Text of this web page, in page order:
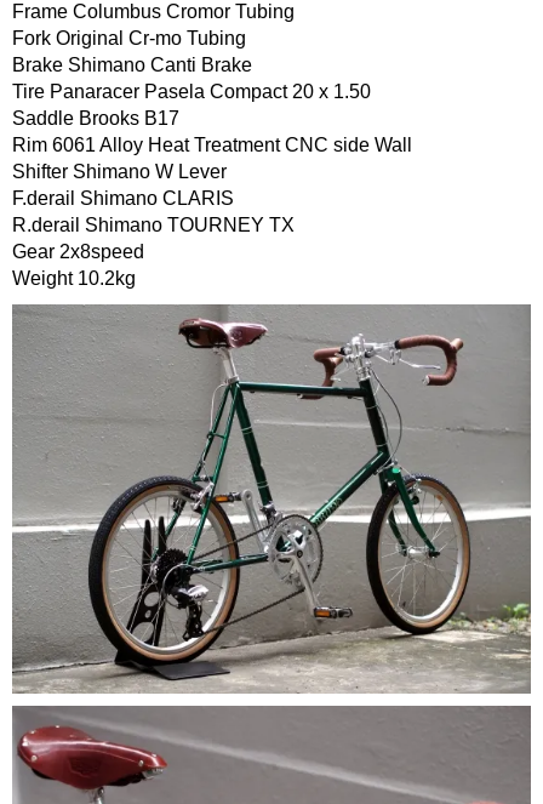
Frame Columbus Cromor Tubing
Fork Original Cr-mo Tubing
Brake Shimano Canti Brake
Tire Panaracer Pasela Compact 20 x 1.50
Saddle Brooks B17
Rim 6061 Alloy Heat Treatment CNC side Wall
Shifter Shimano W Lever
F.derail Shimano CLARIS
R.derail Shimano TOURNEY TX
Gear 2x8speed
Weight 10.2kg